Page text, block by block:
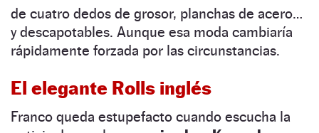
de cuatro dedos de grosor, planchas de acero…
y descapotables. Aunque esa moda cambiaría
rápidamente forzada por las circunstancias.
El elegante Rolls inglés
Franco queda estupefacto cuando escucha la